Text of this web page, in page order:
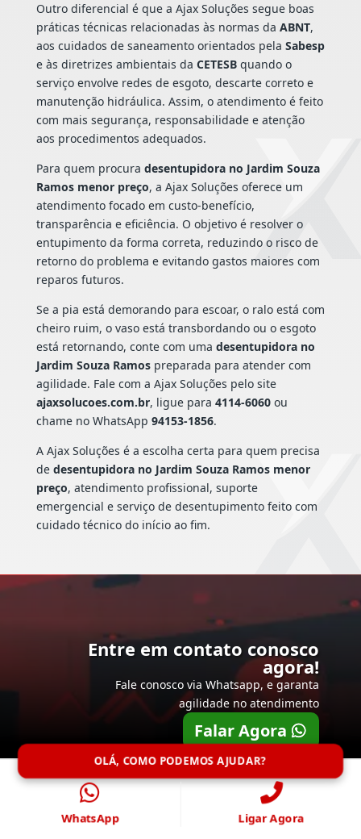
Outro diferencial é que a Ajax Soluções segue boas
práticas técnicas relacionadas às normas da ABNT,
aos cuidados de saneamento orientados pela Sabesp
e às diretrizes ambientais da CETESBquando o
serviço envolve redes de esgoto, descarte correto e
manutenção hidráulica. Assim, o atendimento é feito
com mais segurança, responsabilidade e atenção
aos procedimentos adequados.
Para quem procura desentupidora no Jardim Souza
Ramos menor preço, a Ajax Soluções oferece um
atendimento focado em custo-benefício,
transparência e eficiência. O objetivo é resolver o
entupimento da forma correta, reduzindo o risco de
retorno do problema e evitando gastos maiores com
reparos futuros.
Se a pia está demorando para escoar, o ralo está com
cheiro ruim, o vaso está transbordando ou o esgoto
está retornando, conte com uma desentupidora no
Jardim Souza Ramospreparada para atender com
agilidade. Fale com a Ajax Soluções pelo site
ajaxsolucoes.com.br, ligue para 4114-6060ou
chame no WhatsApp 94153-1856.
A Ajax Soluções é a escolha certa para quem precisa
de desentupidora no Jardim Souza Ramos menor
preço, atendimento profissional, suporte
emergencial e serviço de desentupimento feito com
cuidado técnico do início ao fim.
Entre em contato conosco
agora!
Fale conosco via Whatsapp, e garanta
agilidade no atendimento
Falar Agora
OLÁ, COMO PODEMOS AJUDAR?
WhatsApp Ligar Agora